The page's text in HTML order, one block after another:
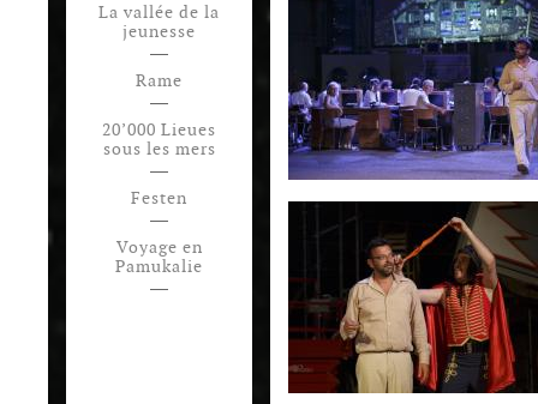
La vallée de la
jeunesse
Rame
20’000 Lieues
sous les mers
Festen
Voyage en
Pamukalie